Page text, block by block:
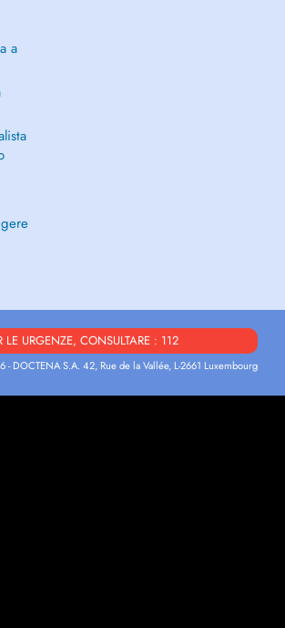
a
LE URGENZE, CONSULTARE : 112
DOCTENA S.A. 42, Rue de la Vallée, L-2661 Luxembourg